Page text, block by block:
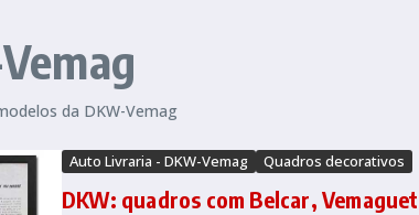
da DKW-Vemag
Auto Livraria - DKW-Vemag Quadros decorativos
DKW: quadros com Belcar,